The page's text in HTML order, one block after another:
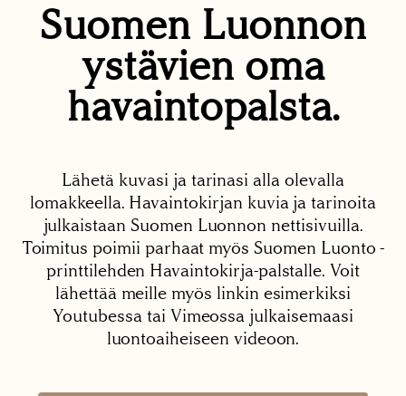
Suomen Luonnon
ystävien oma
havaintopalsta.
Lähetä kuvasi ja tarinasi alla olevalla
lomakkeella. Havaintokirjan kuvia ja tarinoita
julkaistaan Suomen Luonnon nettisivuilla.
Toimitus poimii parhaat myös Suomen Luonto -
printtilehden Havaintokirja-palstalle. Voit
lähettää meille myös linkin esimerkiksi
Youtubessa tai Vimeossa julkaisemaasi
luontoaiheiseen videoon.